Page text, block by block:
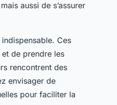
aussi de s’assurer
Ces
de prendre les
rencontrent des
envisager de
pour faciliter la